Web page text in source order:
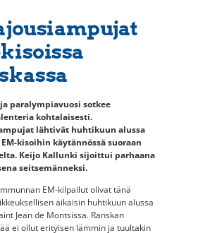
paralympiavuosi sotkee
kohtalaisesti.
lähtivät huhtikuun alussa
EM-kisoihin käytännössä suoraan
Keijo Kallunki sijoittui parhaana
seitsemänneksi.
EM-kilpailut olivat tänä
aikaisin huhtikuun alussa
Jean de Montsissa. Ranskan
ei ollut erityisen lämmin ja tuultakin